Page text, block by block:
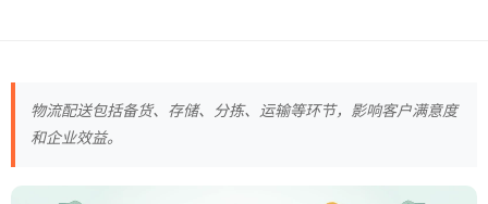
物流配送包括备货、存储、分拣、运输等环节，影响客户满意度
和企业效益。